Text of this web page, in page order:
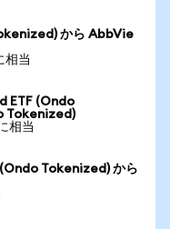
から AbbVie
相当
ETF (Ondo
Tokenized)
相当
Tokenized) から